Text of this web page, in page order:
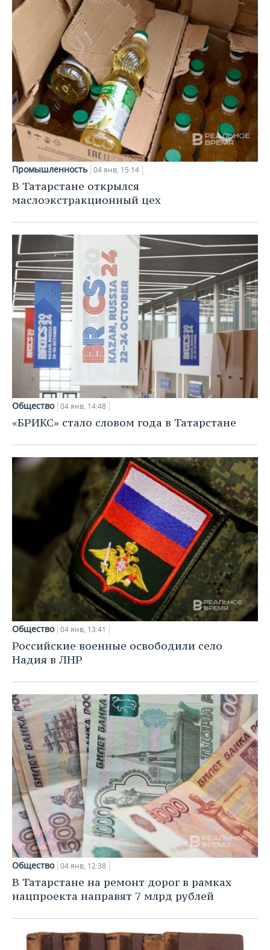
Промышленность 04 янв, 15:14
В Татарстане открылся
маслоэкстракционный цех
Общество 04 янв, 14:48
«БРИКС» стало словом года в Татарстане
Общество 04 янв, 13:41
Российские военные освободили село
Надия в ЛНР
Общество 04 янв, 12:38
В Татарстане на ремонт дорог в рамках
нацпроекта направят 7 млрд рублей